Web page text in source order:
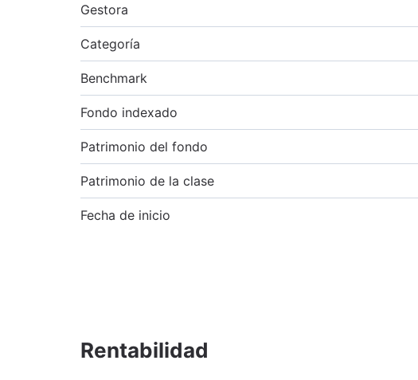
Gestora
Categoría
Benchmark
Fondo indexado
Patrimonio del fondo
Patrimonio de la clase
Fecha de inicio
Rentabilidad